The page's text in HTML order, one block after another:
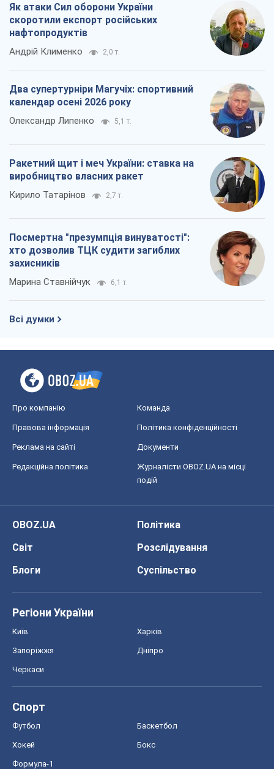
Як атаки Сил оборони України
скоротили експорт російських
нафтопродуктів
Андрій Клименко 2,0 т.
Два супертурніри Магучіх: спортивний
календар осені 2026 року
Олександр Липенко 5,1 т.
Ракетний щит і меч України: ставка на
виробництво власних ракет
Кирило Татарінов 2,7 т.
Посмертна "презумпція винуватості":
хто дозволив ТЦК судити загиблих
захисників
Марина Ставнійчук 6,1 т.
Всі думки
Про компанію Команда
Правова інформація Політика конфіденційності
Реклама на сайті Документи
Редакційна політика
Журналісти OBOZ.UA на місці
подій
OBOZ.UA
Політика
Світ
Розслідування
Блоги
Суспільство
Регіони України
Київ Харків
Запоріжжя Дніпро
Черкаси
Спорт
Футбол Баскетбол
Хокей Бокс
Формула-1